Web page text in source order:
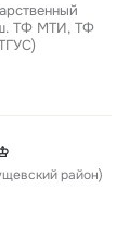
ТФ МТИ, ТФ
район)